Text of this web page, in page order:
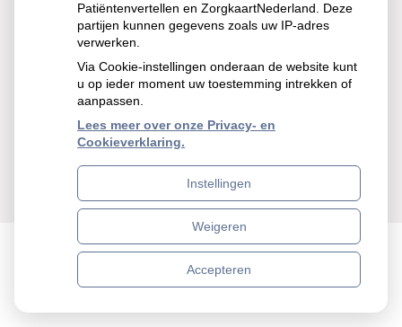
Hoofdmenu
U bevindt zich hier:
Zorgprogramma’s
COPD en Astma
COPD en Astma
Uw Zorg Online|Beheer
Patiëntenvertellen en ZorgkaartNederland. Deze
partijen kunnen gegevens zoals uw IP-adres
verwerken.
Via Cookie-instellingen onderaan de website kunt
u op ieder moment uw toestemming intrekken of
aanpassen.
Lees meer over onze Privacy- en
Cookieverklaring.
Instellingen
Weigeren
Accepteren